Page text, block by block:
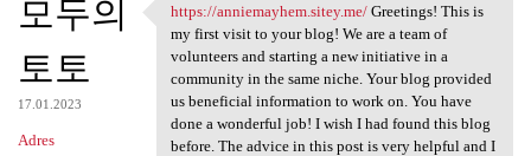
모두의
토토
17.01.2023
Adres
https://anniemayhem.sitey.me/
https://anniemayhem.sitey.me/Greetings! This is
my first visit to your blog! We are a team of
volunteers and starting a new initiative in a
community in the same niche. Your blog provided
us beneficial information to work on. You have
done a wonderful job! I wish I had found this blog
before. The advice in this post is very helpful and I